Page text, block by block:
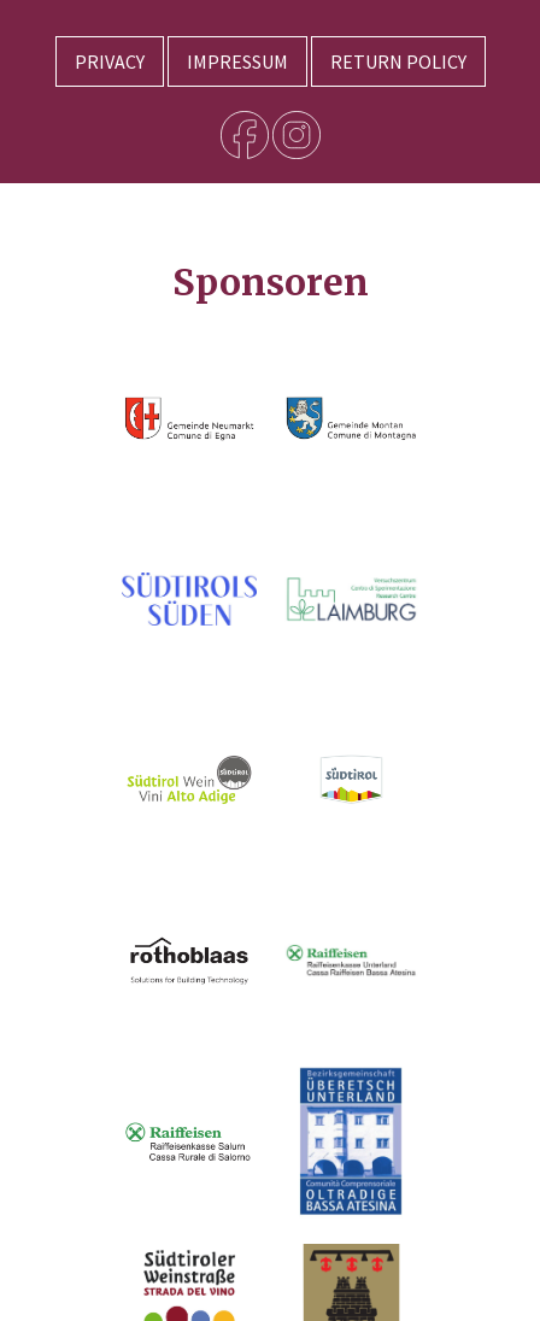
PRIVACY IMPRESSUM RETURN POLICY
Sponsoren